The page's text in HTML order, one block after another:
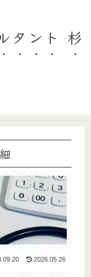
タント 杉
2026.05.26